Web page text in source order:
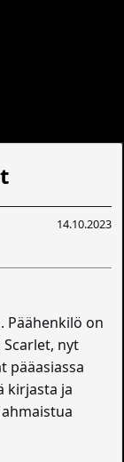
14.10.2023
Päähenkilö on
nyt
pääasiassa
kirjasta ja